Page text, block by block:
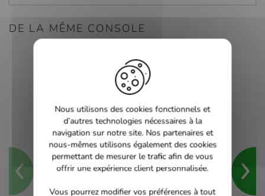
DE LA MÊME CONSOLE
Nous utilisons des cookies fonctionnels et
d’autres technologies nécessaires à la
navigation sur notre site. Nos partenaires et
nous-mêmes utilisons également des cookies
permettant de mesurer le trafic afin de vous
offrir une expérience client personnalisée.
Vous pourrez modifier vos préférences à tout